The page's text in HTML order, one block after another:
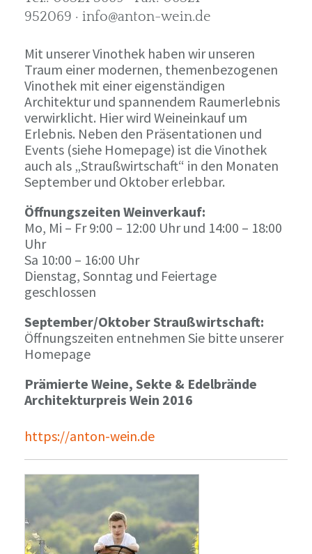
952069 · info@anton-wein.de
Mit unserer Vinothek haben wir unseren
Traum einer modernen, themenbezogenen
Vinothek mit einer eigenständigen
Architektur und spannendem Raumerlebnis
verwirklicht. Hier wird Weineinkauf um
Erlebnis. Neben den Präsentationen und
Events (siehe Homepage) ist die Vinothek
auch als „Straußwirtschaft“ in den Monaten
September und Oktober erlebbar.
Öffnungszeiten Weinverkauf:
Mo, Mi – Fr 9:00 – 12:00 Uhr und 14:00 – 18:00
Uhr
Sa 10:00 – 16:00 Uhr
Dienstag, Sonntag und Feiertage
geschlossen
September/Oktober Straußwirtschaft:
Öffnungszeiten entnehmen Sie bitte unserer
Homepage
Prämierte Weine, Sekte & Edelbrände
Architekturpreis Wein 2016
https://anton-wein.de